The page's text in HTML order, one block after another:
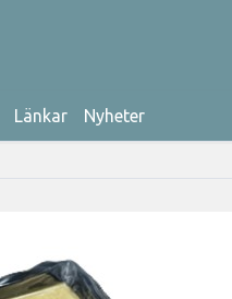
Länkar Nyheter